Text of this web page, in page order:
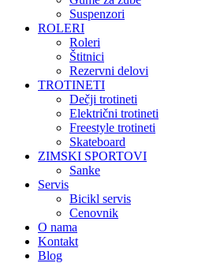
Suspenzori
ROLERI
Roleri
Štitnici
Rezervni delovi
TROTINETI
Dečji trotineti
Električni trotineti
Freestyle trotineti
Skateboard
ZIMSKI SPORTOVI
Sanke
Servis
Bicikl servis
Cenovnik
O nama
Kontakt
Blog